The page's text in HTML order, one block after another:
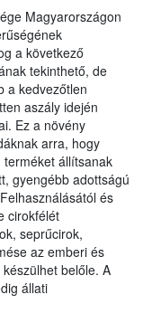
Magyarországon
a következő
tekinthető, de
a kedvezőtlen
aszály idején
Ez a növény
arra, hogy
állítsanak
gyengébb adottságú
és
cirokfélét
seprűcirok,
az emberi és
belőle. A
állati